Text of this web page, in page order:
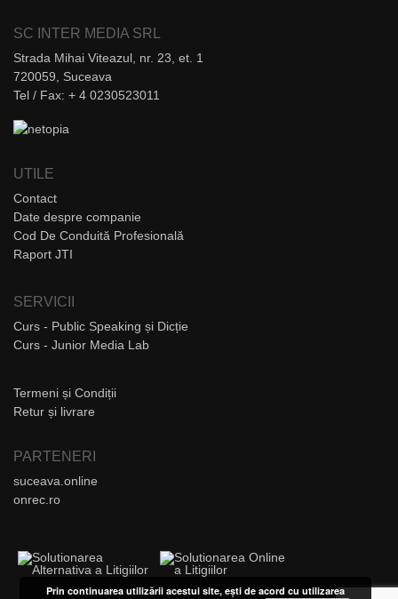
SC INTER MEDIA SRL
Strada Mihai Viteazul, nr. 23, et. 1
720059, Suceava
Tel / Fax: + 4 0230523011
UTILE
Contact
Date despre companie
Cod De Conduită Profesională
Raport JTI
SERVICII
Curs - Public Speaking și Dicție
Curs - Junior Media Lab
Termeni și Condiții
Retur și livrare
PARTENERI
suceava.online
onrec.ro
Prin continuarea utilizării acestui site, ești de acord cu utilizarea